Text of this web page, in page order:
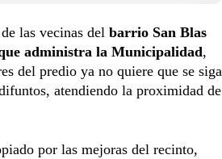
las vecinas del barrio San Blas
administra la Municipalidad,
del predio ya no quiere que se siga
atendiendo la proximidad de
por las mejoras del recinto,